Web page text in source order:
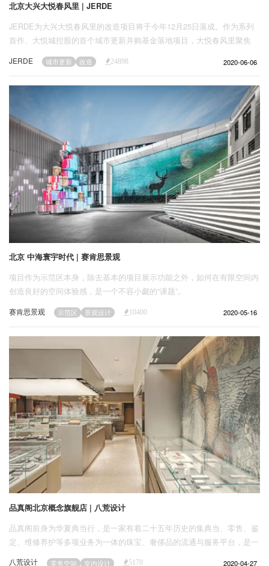
北京大兴大悦春风里 | JERDE
JERDE为大兴大悦春风里的改造项目将于今年12月25日落成。作为系列
首作、大悦城控股的首个城市更新并购基金落地项目，大悦春风里聚焦
25-45岁的城市中产，通过生活业态志趣的蕴化与多元生活场景的交互，
以家庭和社交需求为重心，演进“第一生活”的商业形态，打造城市自在理
JERDE 城市更新 改造 24898 2020-06-06
北京 中海寰宇时代 | 赛肯思景观
项目作为示范区本身，除去基本的项目展示功能之外，如何在有限空间内
创造良好的空间体验感，是一个不容小觑的“课题”。
赛肯思景观 示范区 景观设计 10400 2020-05-16
品真阁北京概念旗舰店 | 八荒设计
品真阁前身为华夏典当行，是一家有着二十五年历史的集典当、零售、鉴
定、维修养护等多项业务为一体的珠宝、奢侈品的流通与服务平台，是一
八荒设计 零售空间 室内设计 5170 2020-04-27